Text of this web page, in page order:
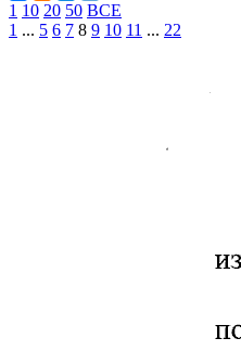
1 10 20 50 ВСЕ
1 ... 5 6 7 8 9 10 11 ... 22